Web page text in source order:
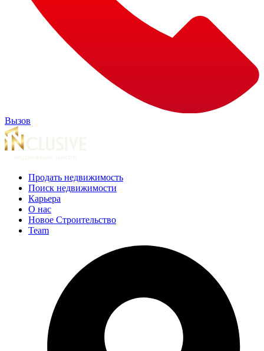
Вызов
Продать недвижимость
Поиск недвижимости
Карьера
О нас
Новое Строительство
Team